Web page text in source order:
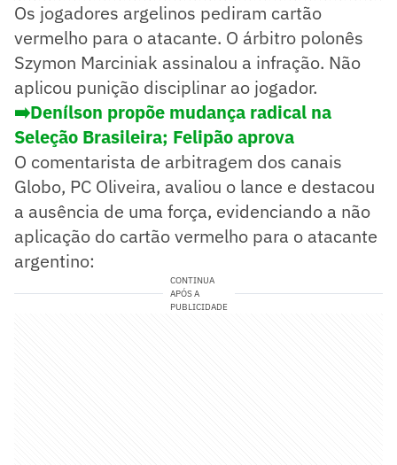
Os jogadores argelinos pediram cartão
vermelho para o atacante. O árbitro polonês
Szymon Marciniak assinalou a infração. Não
aplicou punição disciplinar ao jogador.
➡️Denílson propõe mudança radical na
Seleção Brasileira; Felipão aprova
O comentarista de arbitragem dos canais
Globo, PC Oliveira, avaliou o lance e destacou
a ausência de uma força, evidenciando a não
aplicação do cartão vermelho para o atacante
argentino:
CONTINUA
APÓS A
PUBLICIDADE